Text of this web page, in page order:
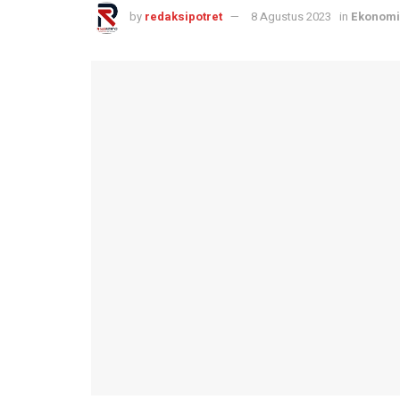
by redaksipotret 8 Agustus 2023 in Ekonomi